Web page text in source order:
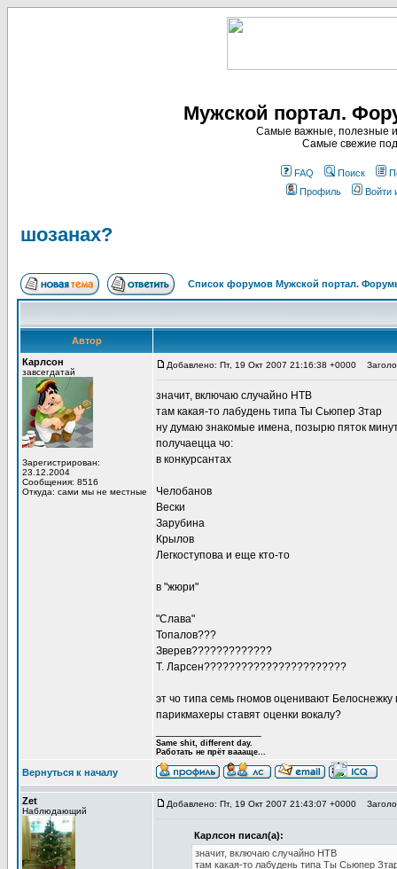
Мужской портал.
Самые важные, полезные и
Самые свежие
FAQ Поиск
Профиль
Войти
шозанах?
Список форумов Мужской портал.
Автор
Карлсон
завсегдатай
Зарегистрирован:
23.12.2004
Сообщения: 8516
Откуда: сами мы не местные
Добавлено: Пт, 19 Окт 2007 21:16:38 +0000
значит, включаю случайно НТВ
там какая-то лабудень типа Ты Сьюпер Зтар
ну думаю знакомые имена, позырю пяток
получаецца чо:
в конкурсантах
Челобанов
Вески
Зарубина
Крылов
Легкоступова и еще кто-то
в "жюри"
"Слава"
Топалов???
Зверев?????????????
Т. Ларсен???????????????????????
эт чо типа семь гномов оценивают
парикмахеры ставят оценки вокалу?
Same shit, different day.
Работать не прёт ваааще...
Вернуться к началу
Zet
Наблюдающий
Добавлено: Пт, 19 Окт 2007 21:43:07 +0000
Карлсон писал(а):
значит, включаю случайно НТВ
там какая-то лабудень типа Ты Сьюпер